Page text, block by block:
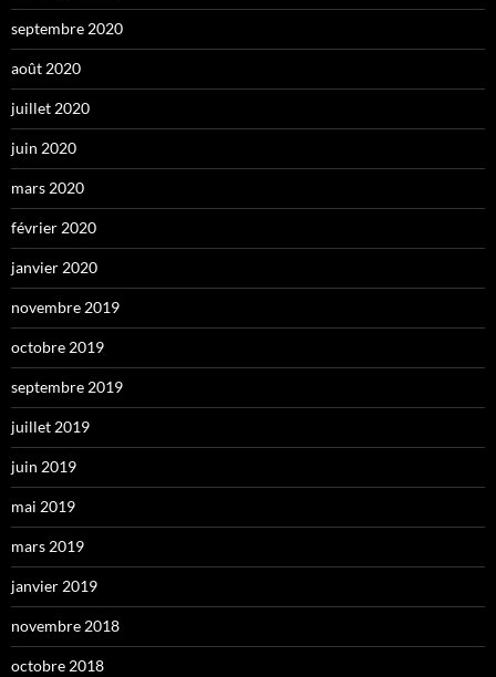
septembre 2020
août 2020
juillet 2020
juin 2020
mars 2020
février 2020
janvier 2020
novembre 2019
octobre 2019
septembre 2019
juillet 2019
juin 2019
mai 2019
mars 2019
janvier 2019
novembre 2018
octobre 2018